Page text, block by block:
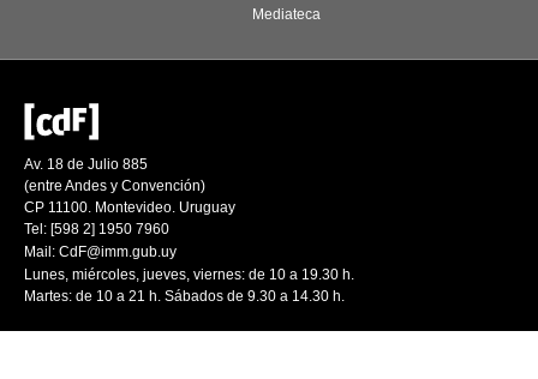
Mediateca
Av. 18 de Julio 885
(entre Andes y Convención)
CP 11100. Montevideo. Uruguay
Tel: [598 2] 1950 7960
Mail: CdF@imm.gub.uy
Lunes, miércoles, jueves, viernes: de 10 a 19.30 h.
Martes: de 10 a 21 h. Sábados de 9.30 a 14.30 h.